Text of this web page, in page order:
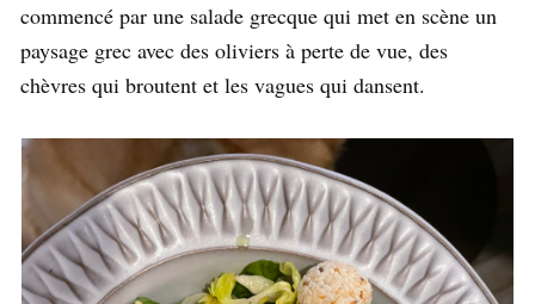
commencé par une salade grecque qui met en scène un
paysage grec avec des oliviers à perte de vue, des
chèvres qui broutent et les vagues qui dansent.